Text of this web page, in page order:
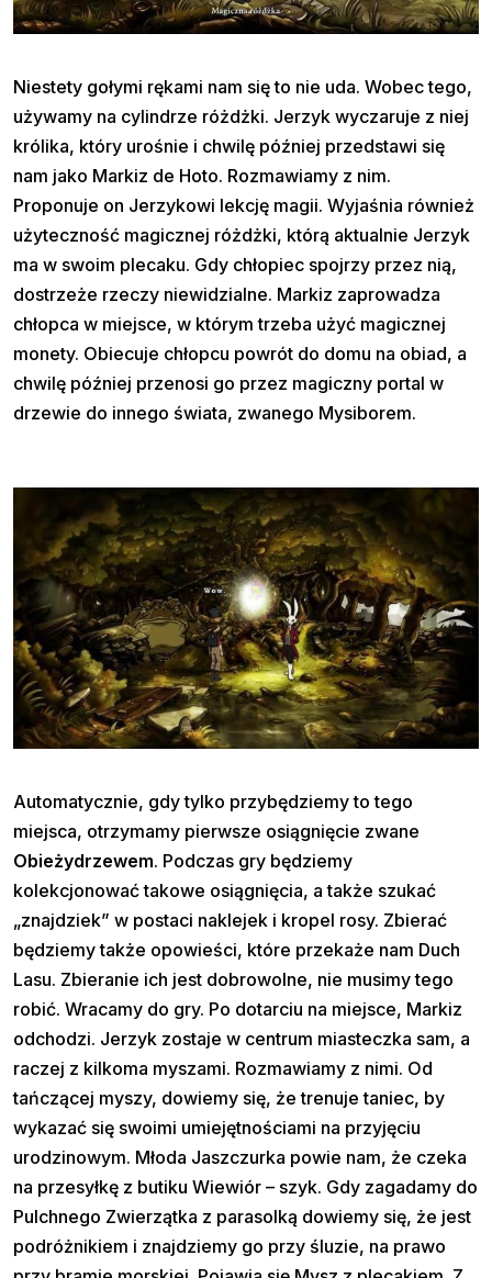
Niestety gołymi rękami nam się to nie uda. Wobec tego,
używamy na cylindrze różdżki. Jerzyk wyczaruje z niej
królika, który urośnie i chwilę później przedstawi się
nam jako Markiz de Hoto. Rozmawiamy z nim.
Proponuje on Jerzykowi lekcję magii. Wyjaśnia również
użyteczność magicznej różdżki, którą aktualnie Jerzyk
ma w swoim plecaku. Gdy chłopiec spojrzy przez nią,
dostrzeże rzeczy niewidzialne. Markiz zaprowadza
chłopca w miejsce, w którym trzeba użyć magicznej
monety. Obiecuje chłopcu powrót do domu na obiad, a
chwilę później przenosi go przez magiczny portal w
drzewie do innego świata, zwanego Mysiborem.
Automatycznie, gdy tylko przybędziemy to tego
miejsca, otrzymamy pierwsze osiągnięcie zwane
Obieżydrzewem. Podczas gry będziemy
kolekcjonować takowe osiągnięcia, a także szukać
„znajdziek” w postaci naklejek i kropel rosy. Zbierać
będziemy także opowieści, które przekaże nam Duch
Lasu. Zbieranie ich jest dobrowolne, nie musimy tego
robić. Wracamy do gry. Po dotarciu na miejsce, Markiz
odchodzi. Jerzyk zostaje w centrum miasteczka sam, a
raczej z kilkoma myszami. Rozmawiamy z nimi. Od
tańczącej myszy, dowiemy się, że trenuje taniec, by
wykazać się swoimi umiejętnościami na przyjęciu
urodzinowym. Młoda Jaszczurka powie nam, że czeka
na przesyłkę z butiku Wiewiór – szyk. Gdy zagadamy do
Pulchnego Zwierzątka z parasolką dowiemy się, że jest
podróżnikiem i znajdziemy go przy śluzie, na prawo